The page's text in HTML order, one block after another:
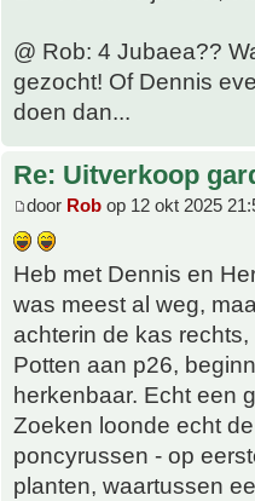
@ Rob: 4 Jubaea??
gezocht! Of Dennis
doen dan...
Re: Uitverkoop
door Rob op 12 okt 2025
Heb met Dennis en
was meest al weg,
achterin de kas
Potten aan p26,
herkenbaar. Echt een
Zoeken loonde echt
poncyrussen - op
planten, waartussen